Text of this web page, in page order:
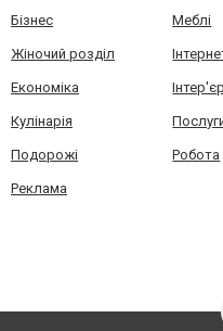
Бізнес Меблі
Жіночий розділ
Економіка Інтер'єр
Кулінарія
Подорожі Робота
Реклама